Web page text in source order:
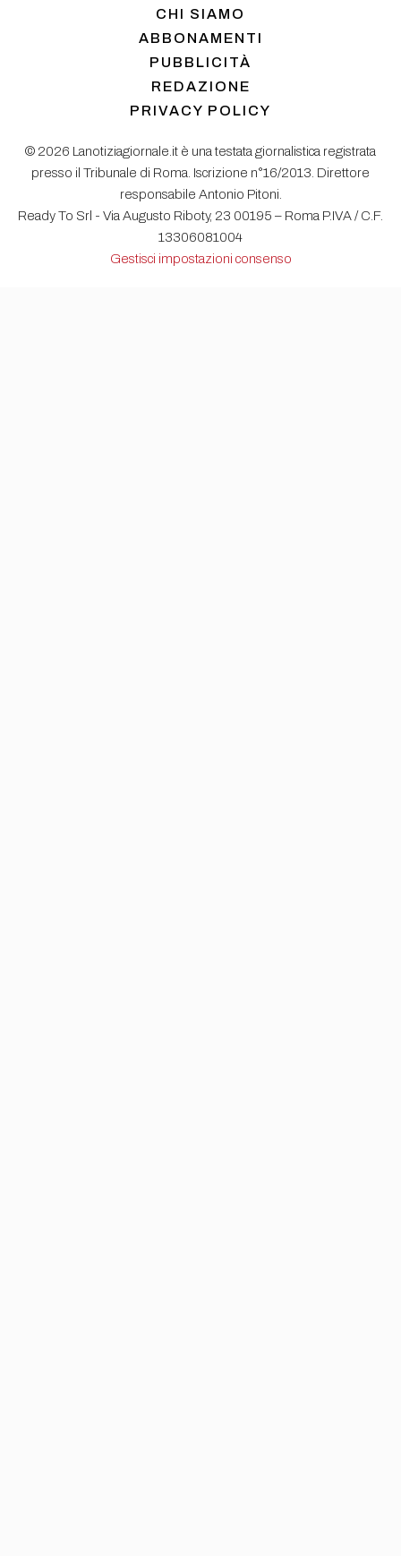
CHI SIAMO
ABBONAMENTI
PUBBLICITÀ
REDAZIONE
PRIVACY POLICY
© 2026 Lanotiziagiornale.it è una testata giornalistica registrata
presso il Tribunale di Roma. Iscrizione n°16/2013. Direttore
responsabile Antonio Pitoni.
Ready To Srl - Via Augusto Riboty, 23 00195 – Roma P.IVA / C.F.
13306081004
Gestisci impostazioni consenso